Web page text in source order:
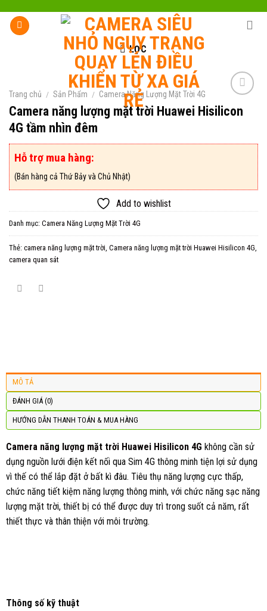
content
LỌC
Trang chủ / Sản Phẩm / Camera Năng Lượng Mặt Trời 4G
Camera năng lượng mặt trời Huawei Hisilicon
4G tầm nhìn đêm
Hỗ trợ mua hàng:
(Bán hàng cả Thứ Bảy và Chủ Nhật)
Add to wishlist
Danh mục: Camera Năng Lượng Mặt Trời 4G
Thẻ: camera năng lượng mặt trời Camera năng lượng mặt trời Huawei Hisilicon 4G
camera quan sát
MÔ TẢ
ĐÁNH GIÁ (0)
HƯỚNG DẪN THANH TOÁN & MUA HÀNG
Camera năng lượng mặt trời Huawei Hisilicon 4G không cần sử
dụng nguồn lưới điện kết nối qua Sim 4G thông minh tiện lợi sử dụng
vì thế có thể lắp đặt ở bất kì đâu. Tiêu thụ năng lượng cực thấp,
chức năng tiết kiệm năng lượng thông minh, với chức năng sạc năng
lượng mặt trời, thiết bị có thể được duy trì trong suốt cả năm, rất
thiết thực và thân thiện với môi trường.
Thông số kỹ thuật